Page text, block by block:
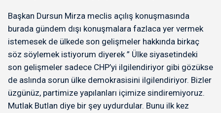
Başkan Dursun Mirza meclis açılış konuşmasında
burada gündem dışı konuşmalara fazlaca yer vermek
istemesek de ülkede son gelişmeler hakkında birkaç
söz söylemek istiyorum diyerek ” Ülke siyasetindeki
son gelişmeler sadece CHP’yi ilgilendiriyor gibi gözükse
de aslında sorun ülke demokrasisini ilgilendiriyor. Bizler
üzgünüz, partimize yapılanları içimize sindiremiyoruz.
Mutlak Butlan diye bir şey uydurdular. Bunu ilk kez